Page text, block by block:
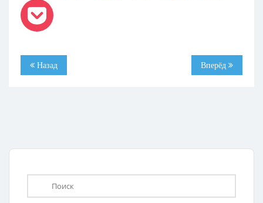
Назад Вперёд